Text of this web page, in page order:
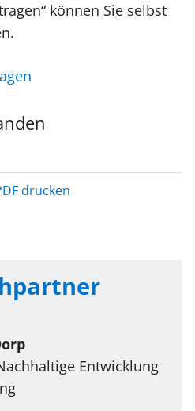
können Sie selbst
drucken
Entwicklung